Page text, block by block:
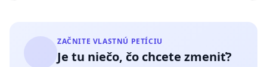
ZAČNITE VLASTNÚ PETÍCIU
Je tu niečo, čo chcete zmeniť?